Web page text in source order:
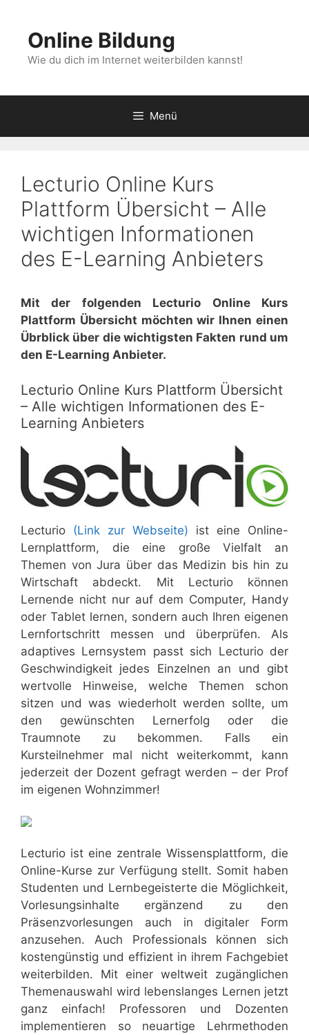
springenOnline Bildung
Wie du dich im Internet weiterbilden kannst!
Menü
Lecturio Online Kurs
Plattform Übersicht – Alle
wichtigen Informationen
des E-Learning Anbieters
Mit der folgenden Lecturio Online Kurs
Plattform Übersicht möchten wir Ihnen einen
Übrblick über die wichtigsten Fakten rund um
den E-Learning Anbieter.
Lecturio Online Kurs Plattform Übersicht
– Alle wichtigen Informationen des E-
Learning Anbieters
Lecturio (Link zur Webseite) ist eine Online-
Lernplattform, die eine große Vielfalt an
Themen von Jura über das Medizin bis hin zu
Wirtschaft abdeckt. Mit Lecturio können
Lernende nicht nur auf dem Computer, Handy
oder Tablet lernen, sondern auch Ihren eigenen
Lernfortschritt messen und überprüfen. Als
adaptives Lernsystem passt sich Lecturio der
Geschwindigkeit jedes Einzelnen an und gibt
wertvolle Hinweise, welche Themen schon
sitzen und was wiederholt werden sollte, um
den gewünschten Lernerfolg oder die
Traumnote zu bekommen. Falls ein
Kursteilnehmer mal nicht weiterkommt, kann
jederzeit der Dozent gefragt werden – der Prof
im eigenen Wohnzimmer!
Lecturio ist eine zentrale Wissensplattform, die
Online-Kurse zur Verfügung stellt. Somit haben
Studenten und Lernbegeisterte die Möglichkeit,
Vorlesungsinhalte ergänzend zu den
Präsenzvorlesungen auch in digitaler Form
anzusehen. Auch Professionals können sich
kostengünstig und effizient in ihrem Fachgebiet
weiterbilden. Mit einer weltweit zugänglichen
Themenauswahl wird lebenslanges Lernen jetzt
ganz einfach! Professoren und Dozenten
implementieren so neuartige Lehrmethoden